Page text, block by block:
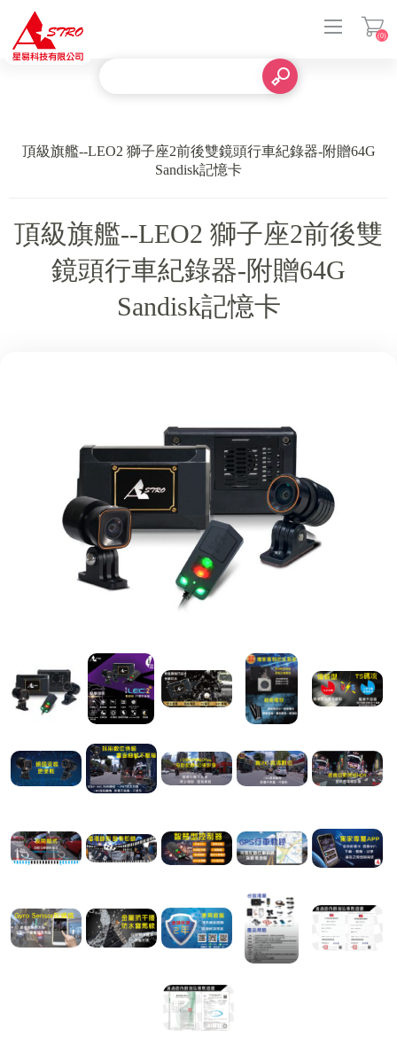
(0)
頂級旗艦--LEO2 獅子座2前後雙鏡頭行車紀錄器-附贈64G
Sandisk記憶卡
頂級旗艦--LEO2 獅子座2前後雙
鏡頭行車紀錄器-附贈64G
Sandisk記憶卡